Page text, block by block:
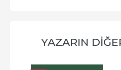
YAZARIN